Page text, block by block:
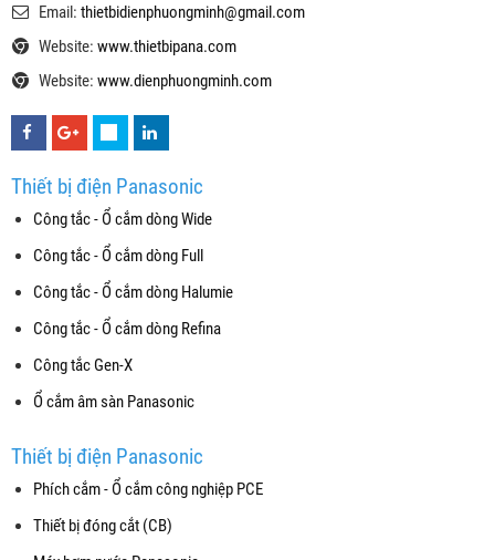
Email: thietbidienphuongminh@gmail.com
Website: www.thietbipana.com
Website: www.dienphuongminh.com
Thiết bị điện Panasonic
Công tắc - Ổ cắm dòng Wide
Công tắc - Ổ cắm dòng Full
Công tắc - Ổ cắm dòng Halumie
Công tắc - Ổ cắm dòng Refina
Công tắc Gen-X
Ổ cắm âm sàn Panasonic
Thiết bị điện Panasonic
Phích cắm - Ổ cắm công nghiệp PCE
Thiết bị đóng cắt (CB)